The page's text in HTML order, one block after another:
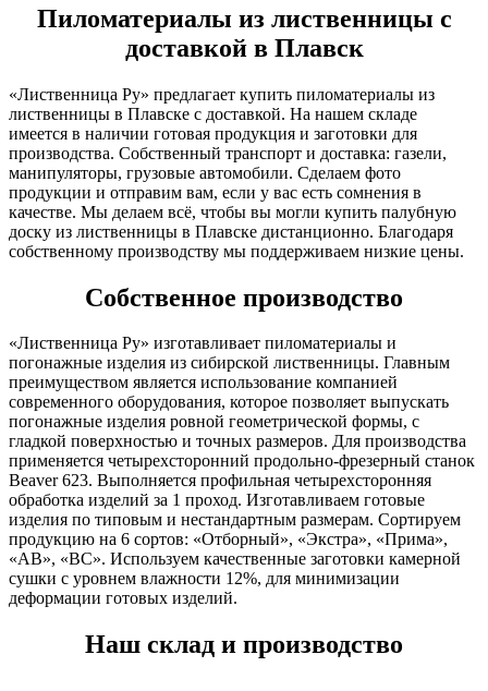
Пиломатериалы из лиственницы с
доставкой в Плавск
«Лиственница Ру» предлагает купить пиломатериалы из
лиственницы в Плавске с доставкой. На нашем складе
имеется в наличии готовая продукция и заготовки для
производства. Собственный транспорт и доставка: газели,
манипуляторы, грузовые автомобили. Сделаем фото
продукции и отправим вам, если у вас есть сомнения в
качестве. Мы делаем всё, чтобы вы могли купить палубную
доску из лиственницы в Плавске дистанционно. Благодаря
собственному производству мы поддерживаем низкие цены.
Собственное производство
«Лиственница Ру» изготавливает пиломатериалы и
погонажные изделия из сибирской лиственницы. Главным
преимуществом является использование компанией
современного оборудования, которое позволяет выпускать
погонажные изделия ровной геометрической формы, с
гладкой поверхностью и точных размеров. Для производства
применяется четырехсторонний продольно-фрезерный станок
Beaver 623. Выполняется профильная четырехсторонняя
обработка изделий за 1 проход. Изготавливаем готовые
изделия по типовым и нестандартным размерам. Сортируем
продукцию на 6 сортов: «Отборный», «Экстра», «Прима»,
«АВ», «ВС». Используем качественные заготовки камерной
сушки с уровнем влажности 12%, для минимизации
деформации готовых изделий.
Наш склад и производство